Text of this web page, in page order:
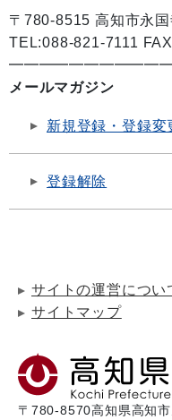
〒780-8515 高知市永
TEL:088-821-7111
メールマガジン
新規登録・登録変
登録解除
サイトの運営につい
サイトマップ
〒780-8570高知県高知